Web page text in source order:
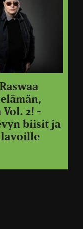
Vol. 2! -
biisit ja